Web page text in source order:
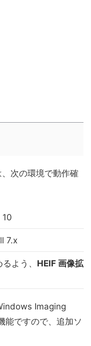
次の環境で動作確
7.x
よう、 HEIF 画像拡
Imaging
ですので、追加ソ